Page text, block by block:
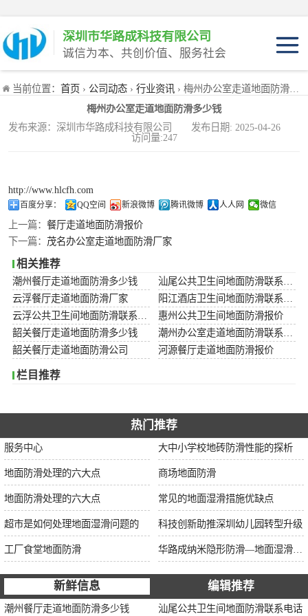
深圳市华路成科技有限公司
诚信为本、共创价值、服务社会
当前位置： 首页 › 公司动态 › 行业资讯 › 梅州办公室走道地面防滑多少钱
梅州办公室走道地面防滑多少钱
发布来源：深圳市华路成科技有限公司 发布日期: 2025-04-26
访问量:247
http://www.hlcfh.com
百度分享： QQ空间 新浪微博 腾讯微博 人人网 微信
上一篇： 餐厅走道地面防滑报价
下一篇： 茂名办公室走道地面防滑厂家
相关推荐
潮州餐厅走道地面防滑多少钱
云浮餐厅走道地面防滑厂家
惠州公共卫生间地面防滑报价
韶关餐厅走道地面防滑多少钱
韶关餐厅走道地面防滑公司
河源餐厅走道地面防滑报价
栏目推荐
热门推荐
服务中心 大中小学校地砖防滑性能的探析
地面防滑处理的六大点 商场地面防滑
地面防滑处理的六大点 常见的地面湿滑措施优缺点
超市是如何处理地面湿滑问题的 科技创新助推深圳幼儿园转型升级
工厂食堂地面防滑
新鲜信息 编辑推荐
潮州餐厅走道地面防滑多少钱 汕尾公共卫生间地面防滑联系电话
产品介绍
适用范围
产品优势
产品工程装